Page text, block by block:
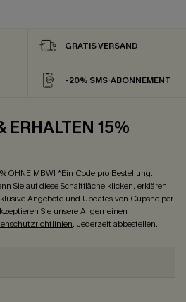
GRATIS VERSAND
-20% SMS-ABONNEMENT
ERHALTEN 15%
OHNE MBW! *Ein Code pro Bestellung.
Sie auf diese Schaltfläche klicken, erklären
Angebote und Updates von Cupshe per
Sie unsereAllgemeinen
. Jederzeit abbestellen.